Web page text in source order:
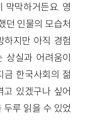
막막하거든요. 영
던 인물의 모습처
하지만 아직 경험
상실과 어려움이
금 한국사회의 젊
있겠구나 싶어
두루 읽을 수 있었